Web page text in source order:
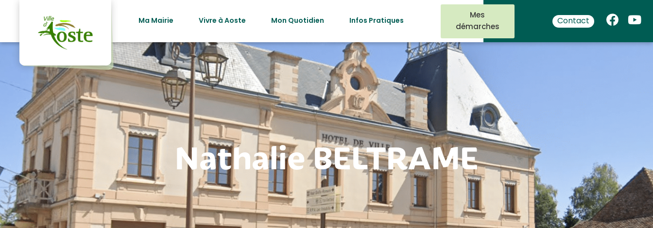
Ma Mairie
Vivre à Aoste Mon Quotidien Infos Pratiques
Mes
démarches
Contact
Nathalie BELTRAME